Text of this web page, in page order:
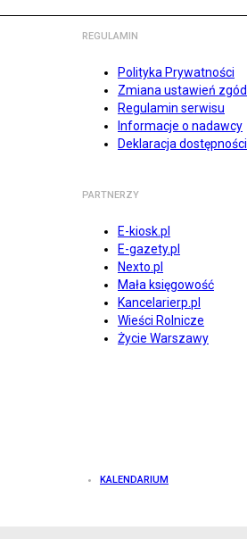
REGULAMIN
Polityka Prywatności
Zmiana ustawień zgód
Regulamin serwisu
Informacje o nadawcy
Deklaracja dostępności
PARTNERZY
E-kiosk.pl
E-gazety.pl
Nexto.pl
Mała księgowość
Kancelarierp.pl
Wieści Rolnicze
Życie Warszawy
KALENDARIUM